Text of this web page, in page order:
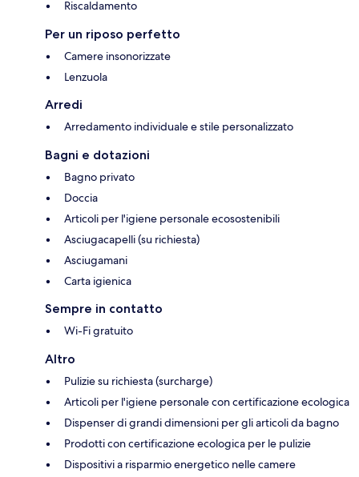
Riscaldamento
Per un riposo perfetto
Camere insonorizzate
Lenzuola
Arredi
Arredamento individuale e stile personalizzato
Bagni e dotazioni
Bagno privato
Doccia
Articoli per l'igiene personale ecosostenibili
Asciugacapelli (su richiesta)
Asciugamani
Carta igienica
Sempre in contatto
Wi-Fi gratuito
Altro
Pulizie su richiesta (surcharge)
Articoli per l'igiene personale con certificazione ecologica
Dispenser di grandi dimensioni per gli articoli da bagno
Prodotti con certificazione ecologica per le pulizie
Dispositivi a risparmio energetico nelle camere